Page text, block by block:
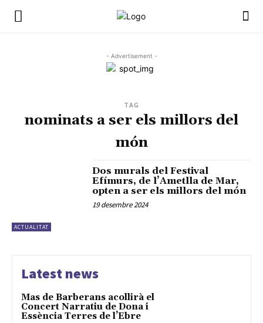
- Advertisement -
TAG
nominats a ser els millors del
món
ACTUALITAT
Dos murals del Festival
Efímurs, de l’Ametlla de Mar,
opten a ser els millors del món
19 desembre 2024
Latest news
Mas de Barberans acollirà el
Concert Narratiu de Dona i
Essència Terres de l’Ebre